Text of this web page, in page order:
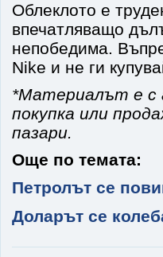
Облеклото е
впечатляващо
непобедима.
Nike и не ги
*Материалът е с
покупка или
пазари.
Още по темата:
Петролът се
Доларът се